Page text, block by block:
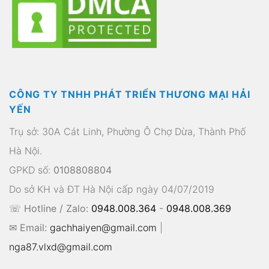
CÔNG TY TNHH PHÁT TRIỂN THƯƠNG MẠI HẢI
YẾN
Trụ sở: 30A Cát Linh, Phường Ô Chợ Dừa, Thành Phố
Hà Nội.
GPKD số: 0108808804
Do sở KH và ĐT Hà Nội cấp ngày 04/07/2019
☏ Hotline / Zalo: 0948.008.364 - 0948.008.369
✉ Email: gachhaiyen@gmail.com
nga87.vlxd@gmail.com